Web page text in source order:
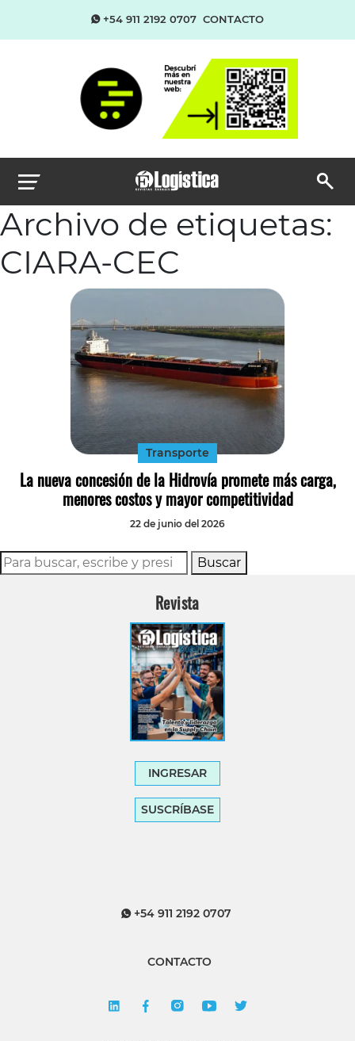
+54 911 2192 0707 CONTACTO
Archivo de etiquetas:
CIARA-CEC
Transporte
La nueva concesión de la Hidrovía promete más carga,
menores costos y mayor competitividad
22 de junio del 2026
Buscar
Revista
INGRESAR
SUSCRÍBASE
+54 911 2192 0707
CONTACTO